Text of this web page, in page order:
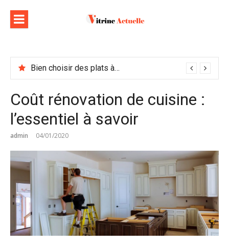
contenu
Bien choisir des plats à emporter : astuces et idées pour varier les plaisirs
Coût rénovation de cuisine :
l’essentiel à savoir
admin 04/01/2020